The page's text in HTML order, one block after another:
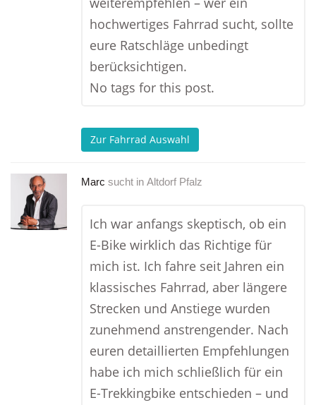
hochwertiges Fahrrad sucht, sollte
eure Ratschläge unbedingt
berücksichtigen.
No tags for this post.
Zur Fahrrad Auswahl
Marc sucht in Altdorf Pfalz
Ich war anfangs skeptisch, ob ein
E-Bike wirklich das Richtige für
mich ist. Ich fahre seit Jahren ein
klassisches Fahrrad, aber längere
Strecken und Anstiege wurden
zunehmend anstrengender. Nach
euren detaillierten Empfehlungen
habe ich mich schließlich für ein
E-Trekkingbike entschieden – und